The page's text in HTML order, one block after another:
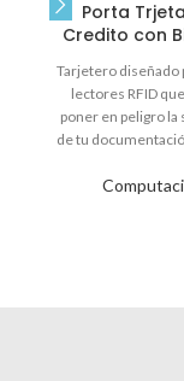
Porta
Credito con
Tarjetero diseñado
lectores RFID
poner en peligro la
de tu